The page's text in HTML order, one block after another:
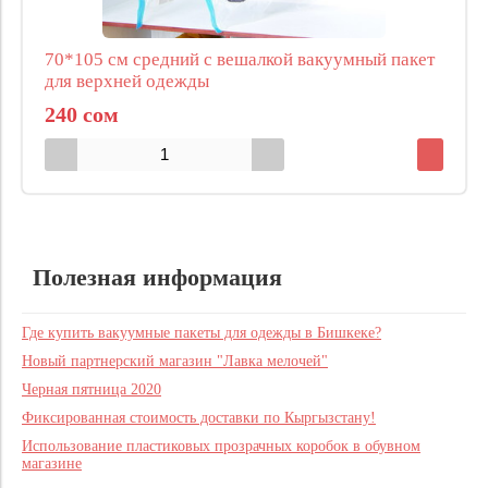
70*105 см средний с вешалкой вакуумный пакет
для верхней одежды
240 сом
Полезная информация
Где купить вакуумные пакеты для одежды в Бишкеке?
Новый партнерский магазин "Лавка мелочей"
Черная пятница 2020
Фиксированная стоимость доставки по Кыргызстану!
Использование пластиковых прозрачных коробок в обувном
магазине